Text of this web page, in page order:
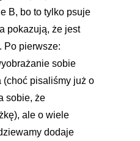
B, bo to tylko psuje
pokazują, że jest
Po pierwsze:
sobie
pisaliśmy już o
sobie, że
ale o wiele
dodaje